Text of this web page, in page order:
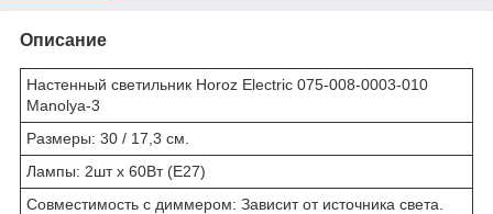
Описание
Настенный светильник Horoz Electric 075-008-0003-010
Manolya-3
Размеры: 30 / 17,3 см.
Лампы: 2шт x 60Вт (E27)
Совместимость с диммером: Зависит от источника света.